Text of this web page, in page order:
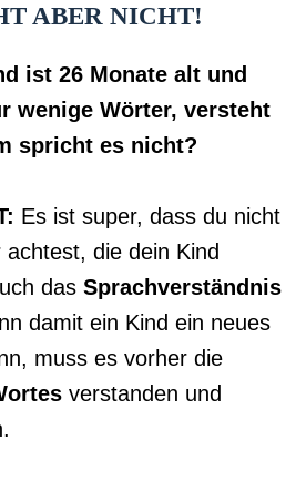
ABER NICHT!
ist 26 Monate alt und
wenige Wörter, versteht
spricht es nicht?
Es ist super, dass du nicht
die dein Kind
das Sprachverständnis
damit ein Kind ein neues
muss es vorher die
verstanden und